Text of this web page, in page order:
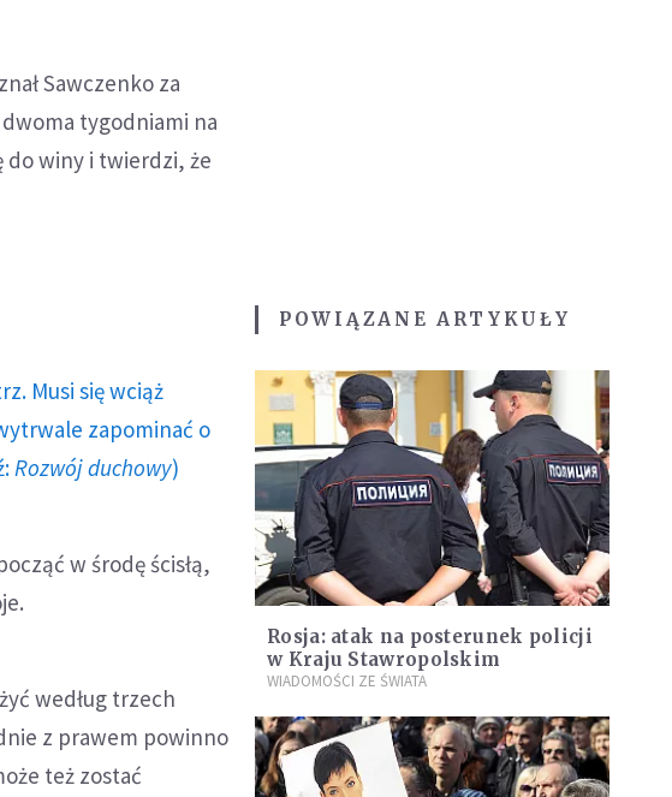
Sawczenko za
tygodniami na
do winy i twierdzi, że
Musi się wciąż
zapominać o
Rozwój duchowy)
w środę ścisłą,
według trzech
z prawem powinno
też zostać
POWIĄZANE ARTYKUŁY
Rosja: atak na posterunek policji
w Kraju Stawropolskim
WIADOMOŚCI ZE ŚWIATA